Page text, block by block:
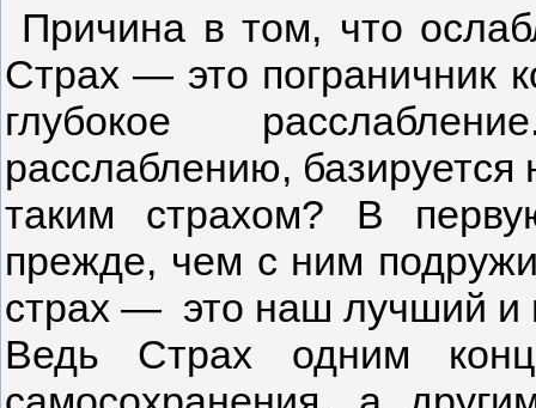
Причина в том, что
Страх — это пограничник
глубокое
расслаблению,
таким страхом? В
прежде, чем с ним
страх — это наш лучший и
Ведь Страх одним